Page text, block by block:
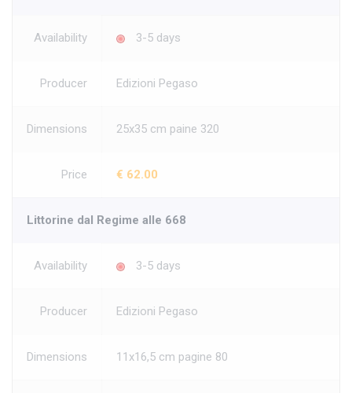
Availability 3-5 days
Producer Edizioni Pegaso
Dimensions 25x35 cm paine 320
Price € 62.00
Littorine dal Regime alle 668
Availability 3-5 days
Producer Edizioni Pegaso
Dimensions 11x16,5 cm pagine 80